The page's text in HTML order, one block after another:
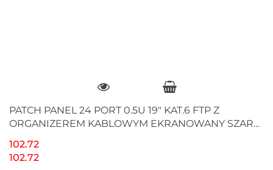
PATCH PANEL 24 PORT 0.5U 19" KAT.6 FTP Z
ORGANIZEREM KABLOWYM EKRANOWANY SZARY
102.72
102.72